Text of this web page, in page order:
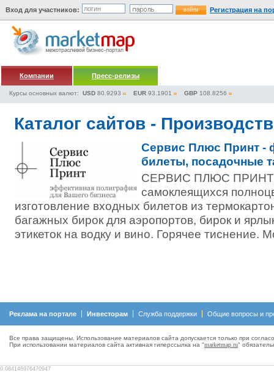
Вход для участников: Регистрация на
Компании Пресс-релизы
Курсы основных валют: USD 80.9293 EUR 93.1901 GBP 108.8256
Каталог сайтов -
Сервис Плюс Принт -
билеты, посадочные
СЕРВИС ПЛЮС ПРИНТ –
самоклеящихся
изготовление входных билетов из
багажных бирок для аэропортов, бирок и
этикеток на водку и вино. Горячее тиснение.
Реклама на портале Инвесторам Служба поддержки Общие вопросы и
Все права защищены. Использование материалов сайта допускается только при
При использовании материалов сайта активная гиперсcылка на "marketmap.ru"
0.084146976470947